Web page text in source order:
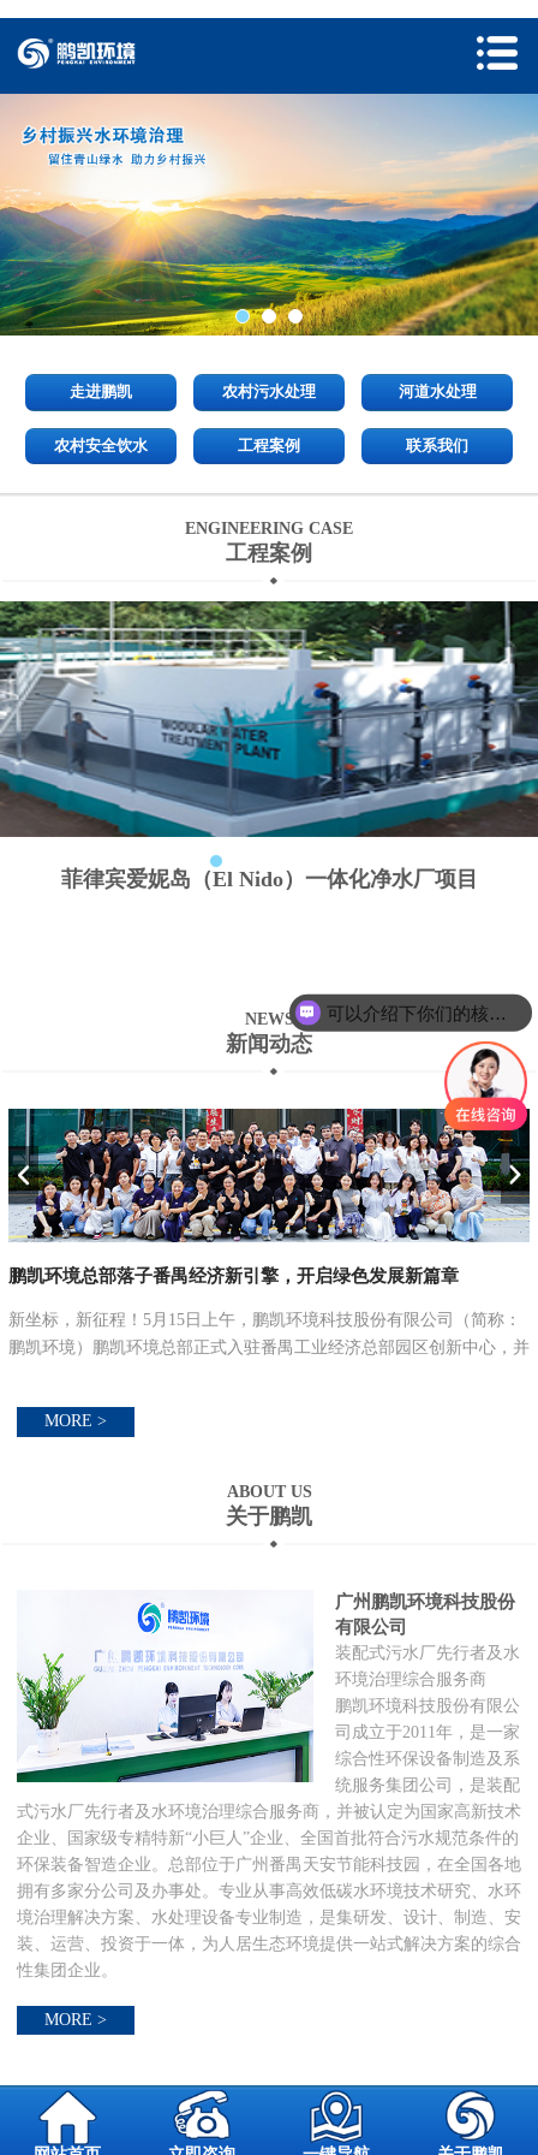
走进鹏凯 农村污水处理 河道水处理
农村安全饮水 工程案例 联系我们
ENGINEERING CASE
工程案例
菲律宾爱妮岛（El Nido）一体化净水厂项目
NEWS
新闻动态
鹏凯环境总部落子番禺经济新引擎，开启绿色发展新篇章
新坐标，新征程！5月15日上午，鹏凯环境科技股份有限公司（简称：
鹏凯环境）鹏凯环境总部正式入驻番禺工业经济总部园区创新中心，并
MORE >
ABOUT US
关于鹏凯
广州鹏凯环境科技股份
有限公司
装配式污水厂先行者及水
环境治理综合服务商
鹏凯环境科技股份有限公
司成立于2011年，是一家
综合性环保设备制造及系
统服务集团公司，是装配
式污水厂先行者及水环境治理综合服务商，并被认定为国家高新技术
企业、国家级专精特新“小巨人”企业、全国首批符合污水规范条件的
环保装备智造企业。总部位于广州番禺天安节能科技园，在全国各地
拥有多家分公司及办事处。专业从事高效低碳水环境技术研究、水环
境治理解决方案、水处理设备专业制造，是集研发、设计、制造、安
装、运营、投资于一体，为人居生态环境提供一站式解决方案的综合
性集团企业。
MORE >